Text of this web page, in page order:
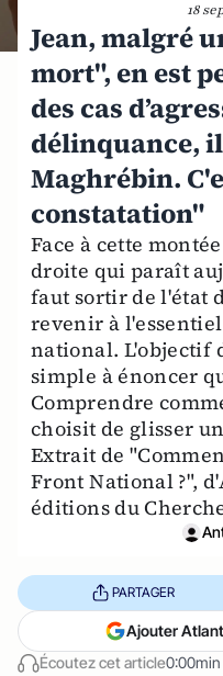
18
Jean, malgré
mort", en est
des cas
délinquance,
Maghrébin.
constatation"
Face à cette
droite qui paraît
faut sortir de l'état
revenir à
national. L'objectif
simple à énoncer
Comprendre
choisit de glisser
Extrait de
Front National ?",
éditions du
Écoutez cet article0:00min
PARTAGER
Ajouter